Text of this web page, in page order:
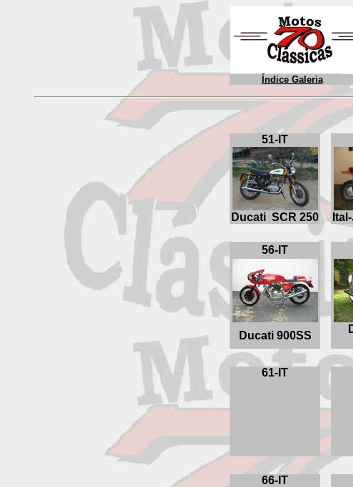
Índice Galeria
51-IT
Ducati SCR 250
56-IT
Ducati 900SS
61-IT
66-IT